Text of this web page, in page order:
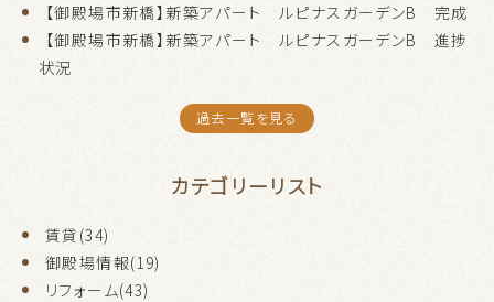
【御殿場市新橋】新築アパート ルピナスガーデンB 完成
【御殿場市新橋】新築アパート ルピナスガーデンB 進捗
状況
過去一覧を見る
カテゴリーリスト
賃貸(34)
御殿場情報(19)
リフォーム(43)